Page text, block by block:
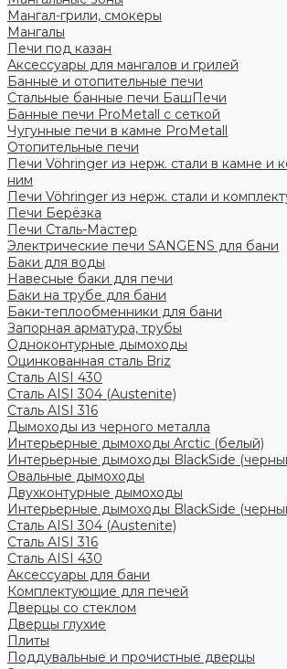
Мангал-грили, смокеры
Мангалы
Печи под казан
Аксессуары для мангалов и грилей
Банные и отопительные печи
Стальные банные печи БашПечи
Банные печи ProMetall с сеткой
Чугунные печи в камне ProMetall
Отопительные печи
Печи Vöhringer из нерж. стали в камне и
ним
Печи Vöhringer из нерж. стали и
Печи Берёзка
Печи Сталь-Мастер
Электрические печи SANGENS для бани
Баки для воды
Навесные баки для печи
Баки на трубе для бани
Баки-теплообменники для бани
Запорная арматура, трубы
Одноконтурные дымоходы
Оцинкованная сталь Briz
Сталь AISI 430
Сталь AISI 304 (Austenite)
Сталь AISI 316
Дымоходы из черного металла
Интерьерные дымоходы Arctic (белый)
Интерьерные дымоходы BlackSide
Овальные дымоходы
Двухконтурные дымоходы
Интерьерные дымоходы BlackSide
Сталь AISI 304 (Austenite)
Сталь AISI 316
Сталь AISI 430
Аксессуары для бани
Комплектующие для печей
Дверцы со стеклом
Дверцы глухие
Плиты
Поддувальные и прочистные дверцы